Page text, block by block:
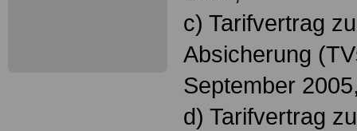
c) Tarifvertrag
Absicherung
September
d) Tarifvertrag